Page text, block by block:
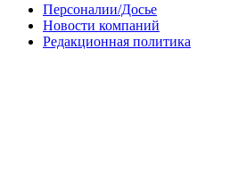
Персоналии/Досье
Новости компаний
Редакционная политика